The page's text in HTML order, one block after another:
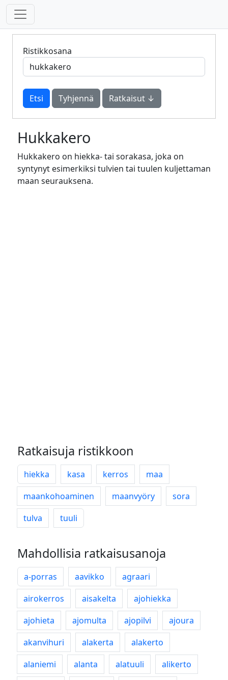
Ristikkosana
Tyhjennä Ratkaisut ↓
Hukkakero
Hukkakero on hiekka- tai sorakasa, joka on
syntynyt esimerkiksi tulvien tai tuulen kuljettaman
maan seurauksena.
Ratkaisuja ristikkoon
hiekka kasa kerros
maa
maankohoaminen
maanvyöry
sora
tulva
tuuli
Mahdollisia ratkaisusanoja
a-porras aavikko
agraari
airokerros
aisakelta
ajohiekka
ajohieta
ajomulta ajopilvi
ajoura
akanvihuri
alakerta
alakerto
alaniemi
alanta alatuuli
alikerto